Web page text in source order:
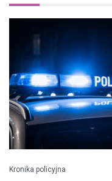
Kronika policyjna